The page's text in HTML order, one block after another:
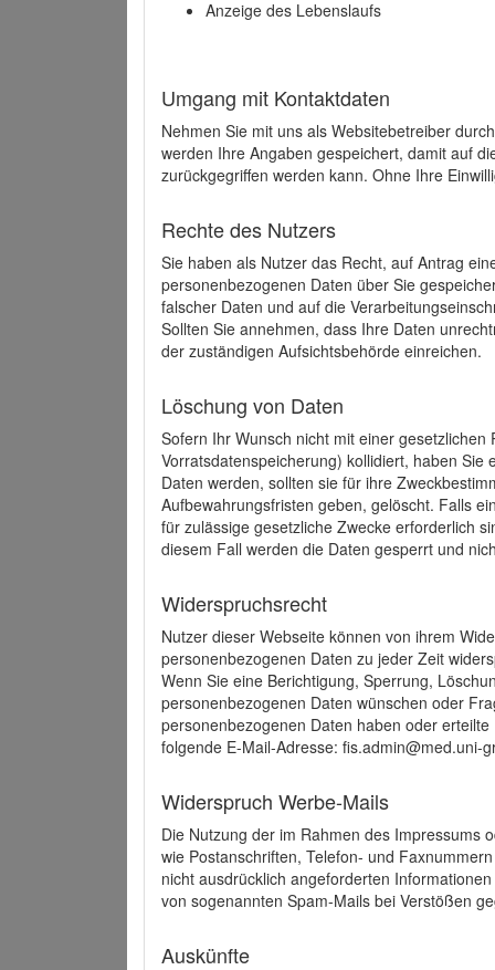
Anzeige des Lebenslaufs
Umgang mit Kontaktdaten
Nehmen Sie mit uns als Websitebetreiber
werden Ihre Angaben gespeichert, damit auf
zurückgegriffen werden kann. Ohne Ihre
Rechte des Nutzers
Sie haben als Nutzer das Recht, auf Antrag
personenbezogenen Daten über Sie
falscher Daten und auf die
Sollten Sie annehmen, dass Ihre Daten
der zuständigen Aufsichtsbehörde einreichen.
Löschung von Daten
Sofern Ihr Wunsch nicht mit einer
Vorratsdatenspeicherung) kollidiert, haben
Daten werden, sollten sie für ihre
Aufbewahrungsfristen geben, gelöscht. Falls
für zulässige gesetzliche Zwecke erforderlich
diesem Fall werden die Daten gesperrt und
Widerspruchsrecht
Nutzer dieser Webseite können von ihrem
personenbezogenen Daten zu jeder Zeit
Wenn Sie eine Berichtigung, Sperrung,
personenbezogenen Daten wünschen oder
personenbezogenen Daten haben oder
folgende E-Mail-Adresse: fis.admin@med.uni-
Widerspruch Werbe-Mails
Die Nutzung der im Rahmen des Impressums
wie Postanschriften, Telefon- und
nicht ausdrücklich angeforderten
von sogenannten Spam-Mails bei Verstößen
Auskünfte